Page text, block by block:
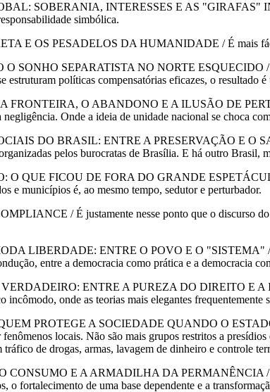
SOBERANIA, INTERESSES E AS "GIRAFAS"
simbólica.
E OS PESADELOS DA HUMANIDADE / É mais fácil
SEPARATISTA NO NORTE ESQUECIDO /
estruturam políticas compensatórias eficazes, o resultado
O ABANDONO E A ILUSÃO DE
Onde a ideia de unidade nacional se choca
DO BRASIL: ENTRE A PRESERVAÇÃO E O
pelos burocratas de Brasília. E há outro
QUE FICOU DE FORA DO GRANDE
e municípios é, ao mesmo tempo, sedutor e perturbador.
/ É justamente nesse ponto que o discurso
LIBERDADE: ENTRE O POVO E O "SISTEMA" / O
entre a democracia como prática e a democracia
ENTRE A PUREZA DO DIREITO E A
incômodo, onde as teorias mais elegantes frequentemente
PROTEGE A SOCIEDADE QUANDO O ESTADO
locais. Não são mais grupos restritos a
de drogas, armas, lavagem de dinheiro e controle
E A ARMADILHA DA PERMANÊNCIA /
o fortalecimento de uma base dependente e a